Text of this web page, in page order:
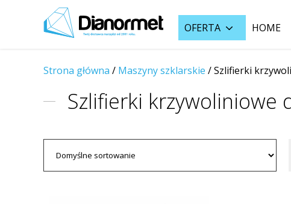
OFERTA HOME
Strona główna / Maszyny szklarskie /Szlifierki
Szlifierki krzywoliniowe